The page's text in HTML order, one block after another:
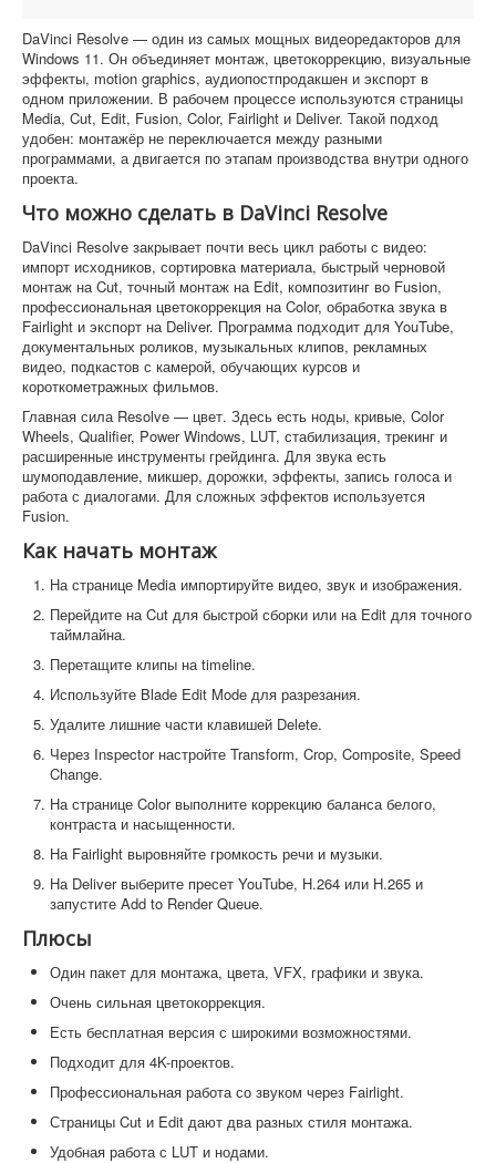
DaVinci Resolve — один из самых мощных видеоредакторов для
Windows 11. Он объединяет монтаж, цветокоррекцию, визуальные
эффекты, motion graphics, аудиопостпродакшен и экспорт в
одном приложении. В рабочем процессе используются страницы
Media, Cut, Edit, Fusion, Color, Fairlight и Deliver. Такой подход
удобен: монтажёр не переключается между разными
программами, а двигается по этапам производства внутри одного
проекта.
Что можно сделать в DaVinci Resolve
DaVinci Resolve закрывает почти весь цикл работы с видео:
импорт исходников, сортировка материала, быстрый черновой
монтаж на Cut, точный монтаж на Edit, композитинг во Fusion,
профессиональная цветокоррекция на Color, обработка звука в
Fairlight и экспорт на Deliver. Программа подходит для YouTube,
документальных роликов, музыкальных клипов, рекламных
видео, подкастов с камерой, обучающих курсов и
короткометражных фильмов.
Главная сила Resolve — цвет. Здесь есть ноды, кривые, Color
Wheels, Qualifier, Power Windows, LUT, стабилизация, трекинг и
расширенные инструменты грейдинга. Для звука есть
шумоподавление, микшер, дорожки, эффекты, запись голоса и
работа с диалогами. Для сложных эффектов используется
Fusion.
Как начать монтаж
На странице Media импортируйте видео, звук и изображения.
Перейдите на Cut для быстрой сборки или на Edit для точного
таймлайна.
Перетащите клипы на timeline.
Используйте Blade Edit Mode для разрезания.
Удалите лишние части клавишей Delete.
Через Inspector настройте Transform, Crop, Composite, Speed
Change.
На странице Color выполните коррекцию баланса белого,
контраста и насыщенности.
На Fairlight выровняйте громкость речи и музыки.
На Deliver выберите пресет YouTube, H.264 или H.265 и
запустите Add to Render Queue.
Плюсы
Один пакет для монтажа, цвета, VFX, графики и звука.
Очень сильная цветокоррекция.
Есть бесплатная версия с широкими возможностями.
Подходит для 4K-проектов.
Профессиональная работа со звуком через Fairlight.
Страницы Cut и Edit дают два разных стиля монтажа.
Удобная работа с LUT и нодами.